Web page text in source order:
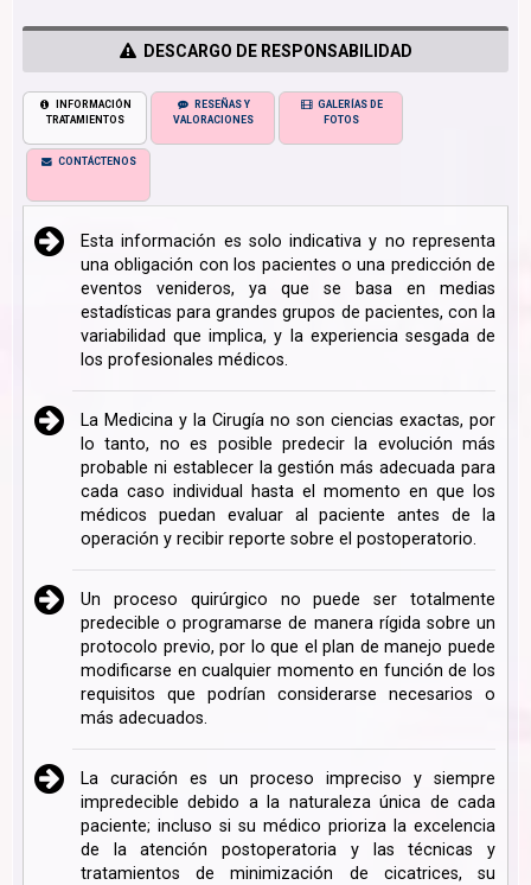
DESCARGO DE RESPONSABILIDAD
INFORMACIÓN
TRATAMIENTOS
RESEÑAS Y
VALORACIONES
GALERÍAS DE
FOTOS
CONTÁCTENOS
Esta información es solo indicativa y no representa
una obligación con los pacientes o una predicción de
eventos venideros, ya que se basa en medias
estadísticas para grandes grupos de pacientes, con la
variabilidad que implica, y la experiencia sesgada de
los profesionales médicos.
La Medicina y la Cirugía no son ciencias exactas, por
lo tanto, no es posible predecir la evolución más
probable ni establecer la gestión más adecuada para
cada caso individual hasta el momento en que los
médicos puedan evaluar al paciente antes de la
operación y recibir reporte sobre el postoperatorio.
Un proceso quirúrgico no puede ser totalmente
predecible o programarse de manera rígida sobre un
protocolo previo, por lo que el plan de manejo puede
modificarse en cualquier momento en función de los
requisitos que podrían considerarse necesarios o
más adecuados.
La curación es un proceso impreciso y siempre
impredecible debido a la naturaleza única de cada
paciente; incluso si su médico prioriza la excelencia
de la atención postoperatoria y las técnicas y
tratamientos de minimización de cicatrices, su